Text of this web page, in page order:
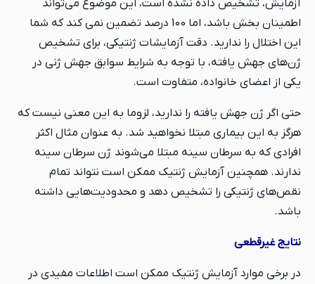
آزمایش، تشخیص داده نشده است، این موضوع می‌تواند
اطمینان بخش باشد، اما 100 درصد تضمین نمی کند که شما
این اختلال را ندارید. دقت آزمایشات ژنتیکی، برای تشخیص
ژن‌های جهش یافته، با توجه به شرایط سوابق جهش ژنی در
یکی از اعضای خانواده، متفاوت است.
حتی اگر ژن جهش یافته را ندارید، لزوما به این معنی نیست که
هرگز به این بیماری مبتلا نخواهید شد. به عنوان مثال اکثر
افرادی که به سرطان سینه مبتلا می‌شوند ژن سرطان سینه
ندارند. همچنین آزمایش ژنتیک ممکن است نتواند تمام
نقص‌های ژنتیکی را تشخیص دهد و محدودیت‌هایی داشته
باشد.
نتایج غیرقطعی
در برخی موارد آزمایش ژنتیک ممکن است اطلاعات مفیدی در